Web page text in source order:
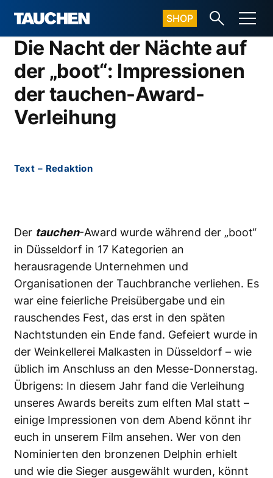
SHOP
Die Nacht der Nächte auf
der „boot“: Impressionen
der tauchen-Award-
Verleihung
Text – Redaktion
Der tauchen-Award wurde während der „boot“
in Düsseldorf in 17 Kategorien an
herausragende Unternehmen und
Organisationen der Tauchbranche verliehen. Es
war eine feierliche Preisübergabe und ein
rauschendes Fest, das erst in den späten
Nachtstunden ein Ende fand. Gefeiert wurde in
der Weinkellerei Malkasten in Düsseldorf – wie
üblich im Anschluss an den Messe-Donnerstag.
Übrigens: In diesem Jahr fand die Verleihung
unseres Awards bereits zum elften Mal statt –
einige Impressionen von dem Abend könnt ihr
euch in unserem Film ansehen. Wer von den
Nominierten den bronzenen Delphin erhielt
und wie die Sieger ausgewählt wurden, könnt